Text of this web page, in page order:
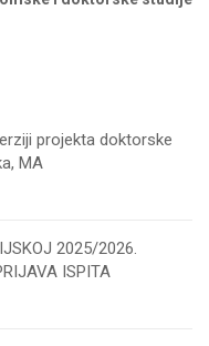
projekta doktorske
MA
2025/2026.
ISPITA